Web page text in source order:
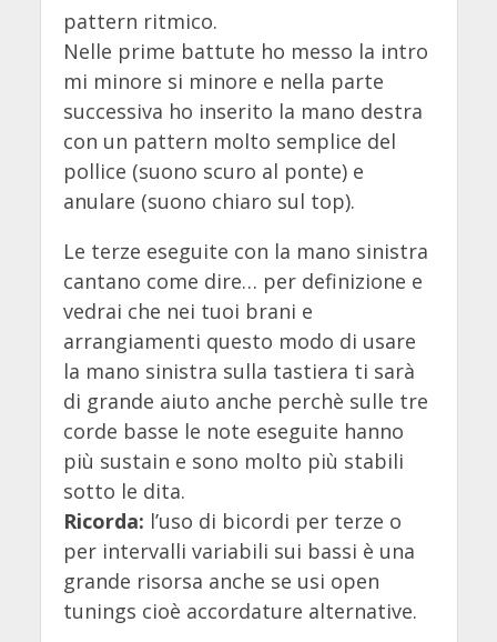
pattern ritmico.
Nelle prime battute ho messo la intro
mi minore si minore e nella parte
successiva ho inserito la mano destra
con un pattern molto semplice del
pollice (suono scuro al ponte) e
anulare (suono chiaro sul top).
Le terze eseguite con la mano sinistra
cantano come dire… per definizione e
vedrai che nei tuoi brani e
arrangiamenti questo modo di usare
la mano sinistra sulla tastiera ti sarà
di grande aiuto anche perchè sulle tre
corde basse le note eseguite hanno
più sustain e sono molto più stabili
sotto le dita.
Ricorda: l’uso di bicordi per terze o
per intervalli variabili sui bassi è una
grande risorsa anche se usi open
tunings cioè accordature alternative.